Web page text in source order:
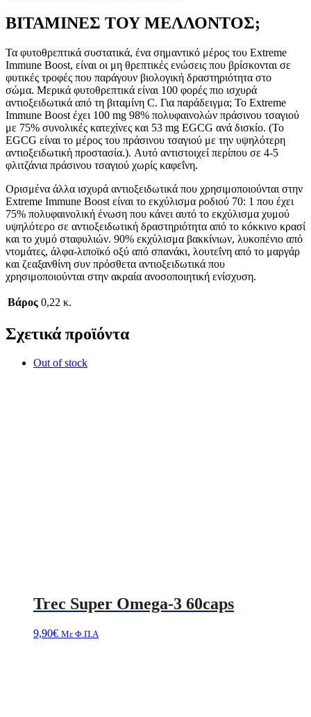
ΒΙΤΑΜΙΝΕΣ ΤΟΥ ΜΕΛΛΟΝΤΟΣ;
Τα φυτοθρεπτικά συστατικά, ένα σημαντικό μέρος του Extreme
Immune Boost, είναι οι μη θρεπτικές ενώσεις που βρίσκονται σε
φυτικές τροφές που παράγουν βιολογική δραστηριότητα στο
σώμα. Μερικά φυτοθρεπτικά είναι 100 φορές πιο ισχυρά
αντιοξειδωτικά από τη βιταμίνη C. Για παράδειγμα; Το Extreme
Immune Boost έχει 100 mg 98% πολυφαινολών πράσινου τσαγιού
με 75% συνολικές κατεχίνες και 53 mg EGCG ανά δισκίο. (Το
EGCG είναι το μέρος του πράσινου τσαγιού με την υψηλότερη
αντιοξειδωτική προστασία.). Αυτό αντιστοιχεί περίπου σε 4-5
φλιτζάνια πράσινου τσαγιού χωρίς καφεΐνη.
Ορισμένα άλλα ισχυρά αντιοξειδωτικά που χρησιμοποιούνται στην
Extreme Immune Boost είναι το εκχύλισμα ροδιού 70: 1 που έχει
75% πολυφαινολική ένωση που κάνει αυτό το εκχύλισμα χυμού
υψηλότερο σε αντιοξειδωτική δραστηριότητα από το κόκκινο κρασί
και το χυμό σταφυλιών. 90% εκχύλισμα βακκίνιων, λυκοπένιο από
ντομάτες, άλφα-λιποϊκό οξύ από σπανάκι, λουτεΐνη από το μαργάρ
και ζεαξανθίνη συν πρόσθετα αντιοξειδωτικά που
χρησιμοποιούνται στην ακραία ανοσοποιητική ενίσχυση.
Βάρος 0,22 κ.
Σχετικά προϊόντα
Out of stock
Trec Super Omega-3 60caps
9,90€ Με Φ.Π.Α